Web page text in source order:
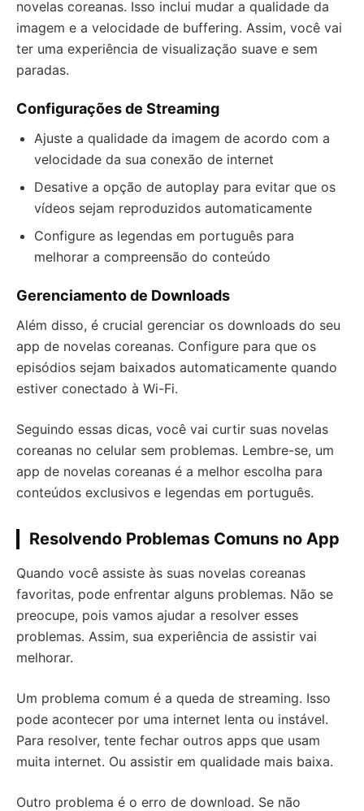
novelas coreanas. Isso inclui mudar a qualidade da
imagem e a velocidade de buffering. Assim, você vai
ter uma experiência de visualização suave e sem
paradas.
Configurações de Streaming
Ajuste a qualidade da imagem de acordo com a
velocidade da sua conexão de internet
Desative a opção de autoplay para evitar que os
vídeos sejam reproduzidos automaticamente
Configure as legendas em português para
melhorar a compreensão do conteúdo
Gerenciamento de Downloads
Além disso, é crucial gerenciar os downloads do seu
app de novelas coreanas. Configure para que os
episódios sejam baixados automaticamente quando
estiver conectado à Wi-Fi.
Seguindo essas dicas, você vai curtir suas novelas
coreanas no celular sem problemas. Lembre-se, um
app de novelas coreanas é a melhor escolha para
conteúdos exclusivos e legendas em português.
Resolvendo Problemas Comuns no App
Quando você assiste às suas novelas coreanas
favoritas, pode enfrentar alguns problemas. Não se
preocupe, pois vamos ajudar a resolver esses
problemas. Assim, sua experiência de assistir vai
melhorar.
Um problema comum é a queda de streaming. Isso
pode acontecer por uma internet lenta ou instável.
Para resolver, tente fechar outros apps que usam
muita internet. Ou assistir em qualidade mais baixa.
Outro problema é o erro de download. Se não